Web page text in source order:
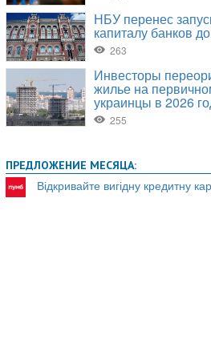
ПРЕДЛОЖЕНИЕ МЕСЯЦА:
Відкривайте вигідну кредитну